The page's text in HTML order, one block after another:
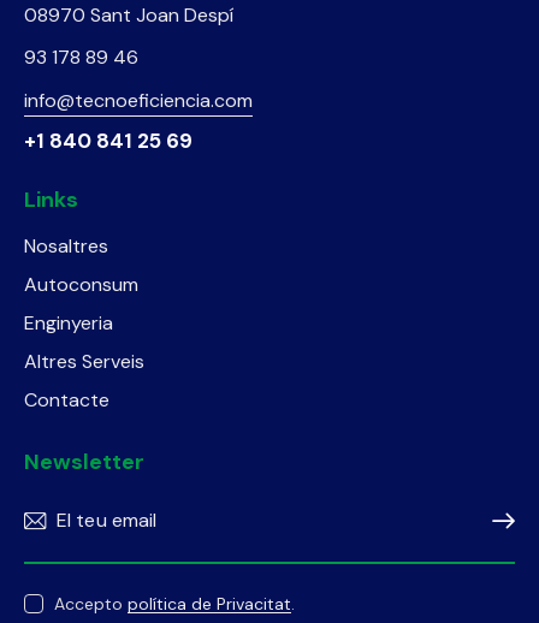
08970 Sant Joan Despí
93 178 89 46
info@tecnoeficiencia.com
+1 840 841 25 69
Links
Nosaltres
Autoconsum
Enginyeria
Altres Serveis
Contacte
Newsletter
Accepto política de Privacitat.